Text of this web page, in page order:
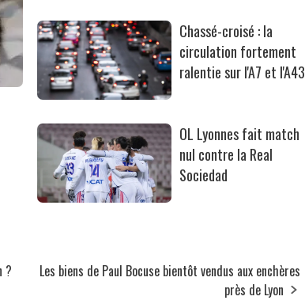
Chassé-croisé : la
circulation fortement
ralentie sur l'A7 et l'A43
OL Lyonnes fait match
nul contre la Real
Sociedad
?
Les biens de Paul Bocuse bientôt vendus aux enchères
près de Lyon